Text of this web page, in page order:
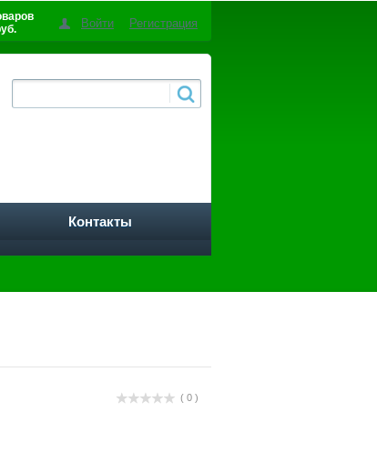
Войти Регистрация
Контакты
( 0 )